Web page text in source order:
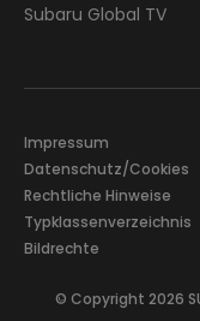
Subaru Global TV
Impressum
Datenschutz/Cookies
Rechtliche Hinweise
Typklassenverzeichnis
Bildrechte
© Copyright 2026